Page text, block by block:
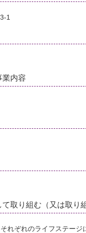
1
業内容
取り組む（又は取り
れぞれのライフステージ